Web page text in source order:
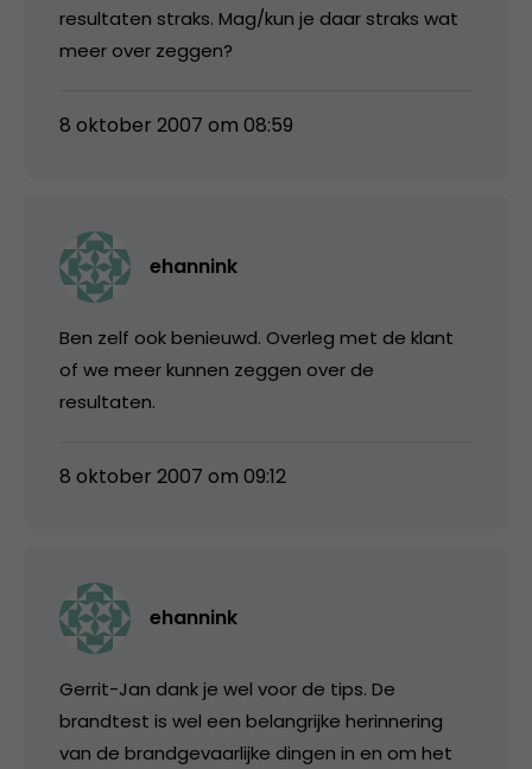
resultaten straks. Mag/kun je daar straks wat
meer over zeggen?
8 oktober 2007 om 08:59
ehannink
Ben zelf ook benieuwd. Overleg met de klant
of we meer kunnen zeggen over de
resultaten.
8 oktober 2007 om 09:12
ehannink
Gerrit-Jan dank je wel voor de tips. De
brandtest is wel een belangrijke herinnering
van de brandgevaarlijke dingen in en om het